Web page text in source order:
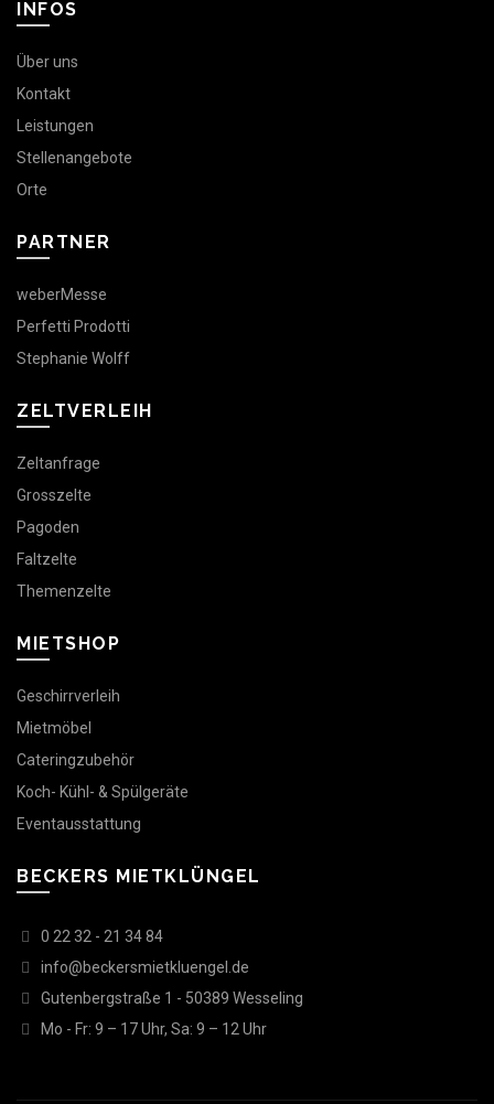
INFOS
Über uns
Kontakt
Leistungen
Stellenangebote
Orte
PARTNER
weberMesse
Perfetti Prodotti
Stephanie Wolff
ZELTVERLEIH
Zeltanfrage
Grosszelte
Pagoden
Faltzelte
Themenzelte
MIETSHOP
Geschirrverleih
Mietmöbel
Cateringzubehör
Koch- Kühl- & Spülgeräte
Eventausstattung
BECKERS MIETKLÜNGEL
0 22 32 - 21 34 84
info@beckersmietkluengel.de
Gutenbergstraße 1 - 50389 Wesseling
Mo - Fr: 9 – 17 Uhr, Sa: 9 – 12 Uhr